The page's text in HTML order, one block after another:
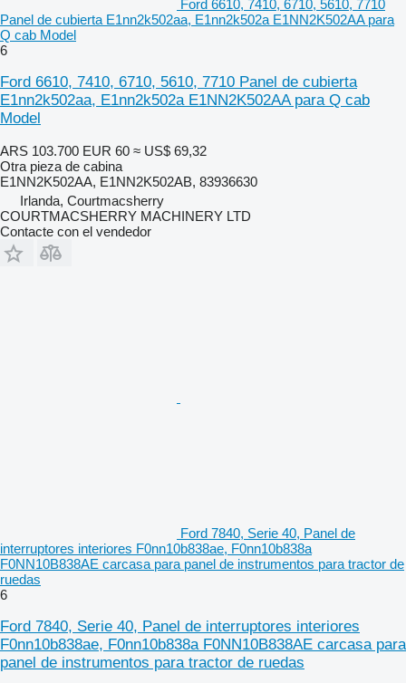
Ford 6610, 7410, 6710, 5610, 7710
Panel de cubierta E1nn2k502aa, E1nn2k502a E1NN2K502AA para
Q cab Model
6
Ford 6610, 7410, 6710, 5610, 7710 Panel de cubierta
E1nn2k502aa, E1nn2k502a E1NN2K502AA para Q cab
Model
ARS 103.700 EUR 60 ≈ US$ 69,32
Otra pieza de cabina
E1NN2K502AA, E1NN2K502AB, 83936630
Irlanda, Courtmacsherry
COURTMACSHERRY MACHINERY LTD
Contacte con el vendedor
Ford 7840, Serie 40, Panel de
interruptores interiores F0nn10b838ae, F0nn10b838a
F0NN10B838AE carcasa para panel de instrumentos para tractor de
ruedas
6
Ford 7840, Serie 40, Panel de interruptores interiores
F0nn10b838ae, F0nn10b838a F0NN10B838AE carcasa para
panel de instrumentos para tractor de ruedas